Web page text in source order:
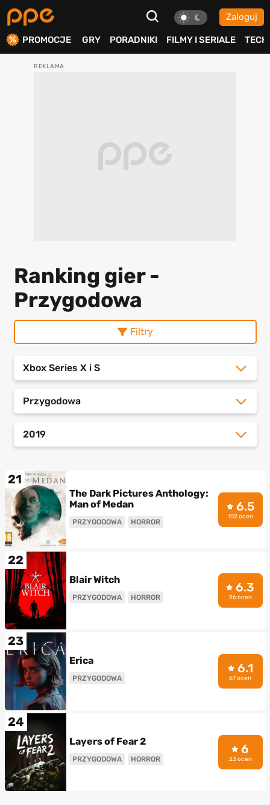
Zaloguj
PROMOCJE GRY PORADNIKI FILMY I SERIALE TECH
Ranking gier -
Przygodowa
Filtry
Xbox Series X i S
Przygodowa
2019
21
The Dark Pictures Anthology:
Man of Medan
PRZYGODOWA HORROR
6.5
102 ocen
22
Blair Witch
PRZYGODOWA HORROR
6.3
96 ocen
23
Erica
PRZYGODOWA
6.1
67 ocen
24
Layers of Fear 2
PRZYGODOWA HORROR
6
23 ocen